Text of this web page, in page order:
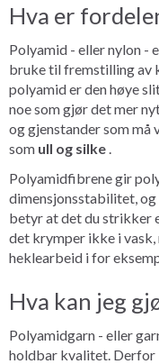
Hva er
Polyamid - eller nylon -
bruke til fremstilling av
polyamid er den høye
noe som gjør det mer
og gjenstander som må
som ull og silke .
Polyamidfibrene gir
dimensjonsstabilitet,
betyr at det du strikker
det krymper ikke i
heklearbeid i for
Hva kan jeg
Polyamidgarn - eller
holdbar kvalitet. Derfor